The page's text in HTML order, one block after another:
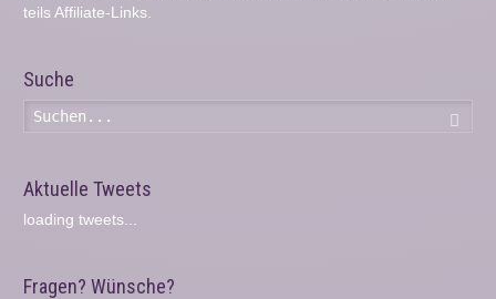
teils Affiliate-Links.
Suche
Aktuelle Tweets
loading tweets...
Fragen? Wünsche?